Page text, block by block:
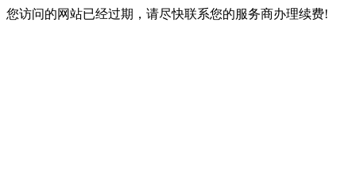
您访问的网站已经过期，请尽快联系您的服务商办理续费!